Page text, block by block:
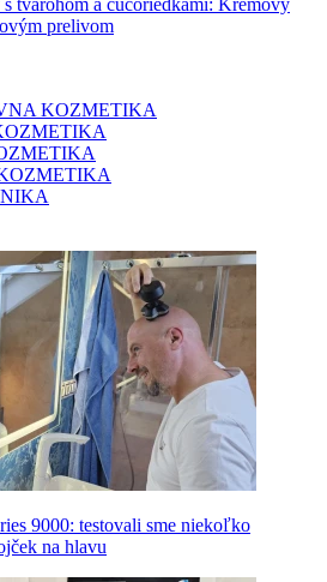
s tvarohom a čučoriedkami: Krémový
prelivom
KOZMETIKA
9000: testovali sme niekoľko
na hlavu